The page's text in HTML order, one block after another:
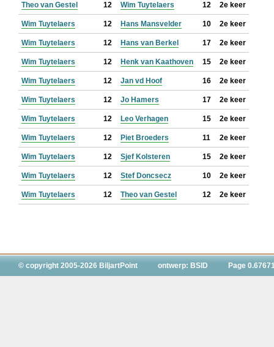
Theo van Gestel 12 Wim Tuytelaers 12 2e keer
Wim Tuytelaers 12 Hans Mansvelder 10 2e keer
Wim Tuytelaers 12 Hans van Berkel 17 2e keer
Wim Tuytelaers 12 Henk van Kaathoven 15 2e keer
Wim Tuytelaers 12 Jan vd Hoof 16 2e keer
Wim Tuytelaers 12 Jo Hamers 17 2e keer
Wim Tuytelaers 12 Leo Verhagen 15 2e keer
Wim Tuytelaers 12 Piet Broeders 11 2e keer
Wim Tuytelaers 12 Sjef Kolsteren 15 2e keer
Wim Tuytelaers 12 Stef Doncsecz 10 2e keer
Wim Tuytelaers 12 Theo van Gestel 12 2e keer
© copyright 2005-2026 BiljartPoint ontwerp: BSID Page